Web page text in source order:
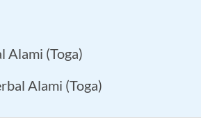
Alami (Toga)
Alami (Toga)